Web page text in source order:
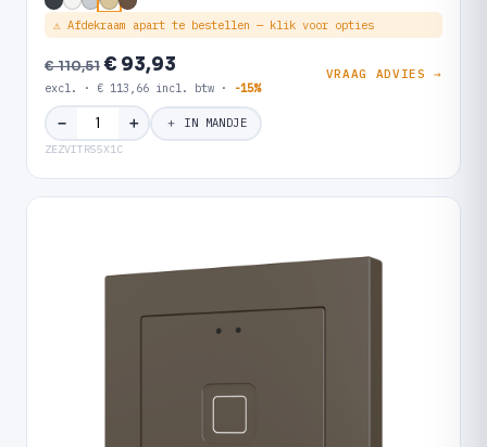
⚠ Afdekraam apart te bestellen — klik voor opties
€ 110,51€ 93,93
excl. · € 113,66 incl. btw · -15%
VRAAG ADVIES →
− ＋ ＋ IN MANDJE
ZEZVITR55X1C